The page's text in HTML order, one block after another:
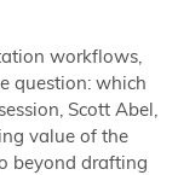
workflows,
question: which
Scott Abel,
value of the
beyond drafting